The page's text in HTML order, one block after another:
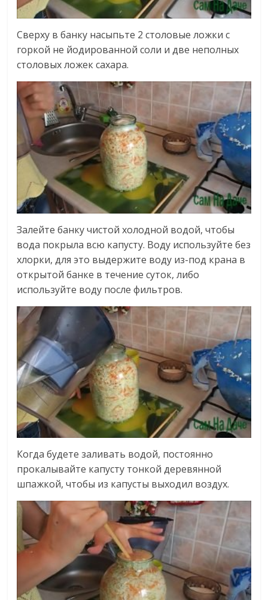
Сверху в банку насыпьте 2 столовые ложки с
горкой не йодированной соли и две неполных
столовых ложек сахара.
Залейте банку чистой холодной водой, чтобы
вода покрыла всю капусту. Воду используйте без
хлорки, для это выдержите воду из-под крана в
открытой банке в течение суток, либо
используйте воду после фильтров.
Когда будете заливать водой, постоянно
прокалывайте капусту тонкой деревянной
шпажкой, чтобы из капусты выходил воздух.